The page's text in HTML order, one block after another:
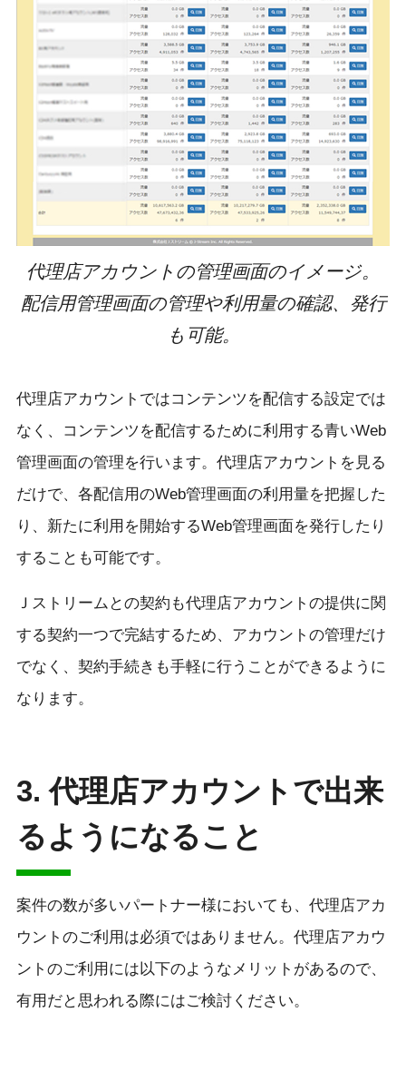
代理店アカウントの管理画面のイメージ。
配信用管理画面の管理や利用量の確認、発行
も可能。
代理店アカウントではコンテンツを配信する設定では
なく、コンテンツを配信するために利用する青いWeb
管理画面の管理を行います。代理店アカウントを見る
だけで、各配信用のWeb管理画面の利用量を把握した
り、新たに利用を開始するWeb管理画面を発行したり
することも可能です。
Ｊストリームとの契約も代理店アカウントの提供に関
する契約一つで完結するため、アカウントの管理だけ
でなく、契約手続きも手軽に行うことができるように
なります。
3. 代理店アカウントで出来
るようになること
案件の数が多いパートナー様においても、代理店アカ
ウントのご利用は必須ではありません。代理店アカウ
ントのご利用には以下のようなメリットがあるので、
有用だと思われる際にはご検討ください。